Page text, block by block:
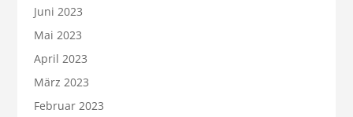
Juni 2023
Mai 2023
April 2023
März 2023
Februar 2023